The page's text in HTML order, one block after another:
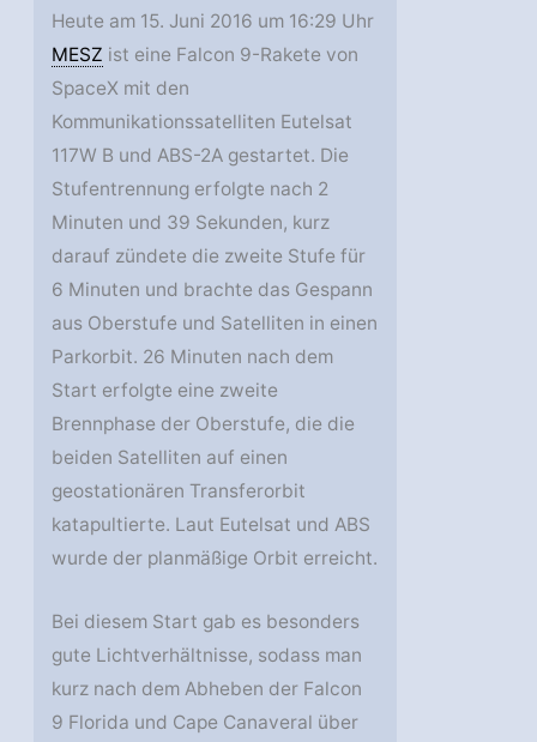
Heute am 15. Juni 2016 um 16:29 Uhr
MESZ ist eine Falcon 9-Rakete von
SpaceX mit den
Kommunikationssatelliten Eutelsat
117W B und ABS-2A gestartet. Die
Stufentrennung erfolgte nach 2
Minuten und 39 Sekunden, kurz
darauf zündete die zweite Stufe für
6 Minuten und brachte das Gespann
aus Oberstufe und Satelliten in einen
Parkorbit. 26 Minuten nach dem
Start erfolgte eine zweite
Brennphase der Oberstufe, die die
beiden Satelliten auf einen
geostationären Transferorbit
katapultierte. Laut Eutelsat und ABS
wurde der planmäßige Orbit erreicht.
Bei diesem Start gab es besonders
gute Lichtverhältnisse, sodass man
kurz nach dem Abheben der Falcon
9 Florida und Cape Canaveral über